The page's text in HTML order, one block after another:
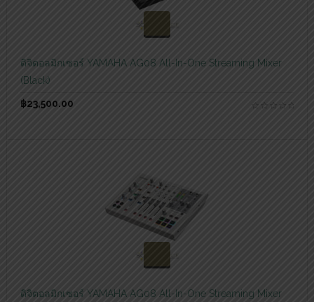
ดิจิตอลมิกเซอร์ YAMAHA AG08 All-In-One Streaming Mixer
(Black)
฿23,500.00
ดิจิตอลมิกเซอร์ YAMAHA AG08 All-In-One Streaming Mixer